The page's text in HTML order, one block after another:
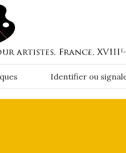
Identifier ou